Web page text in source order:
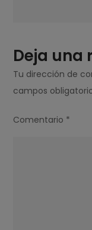
Deja una
Tu dirección de
campos
Comentario *